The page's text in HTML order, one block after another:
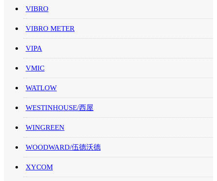
VIBRO
VIBRO METER
VIPA
VMIC
WATLOW
WESTINHOUSE/西屋
WINGREEN
WOODWARD/伍德沃德
XYCOM